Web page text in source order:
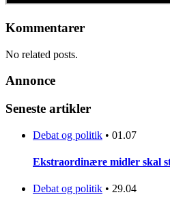
Kommentarer
No related posts.
Annonce
Seneste artikler
Debat og politik • 01.07
Ekstraordinære midler skal
Debat og politik • 29.04